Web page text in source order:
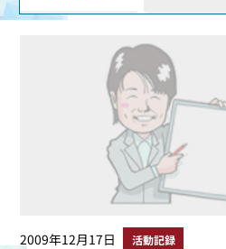
2009年12月17日 活動記録